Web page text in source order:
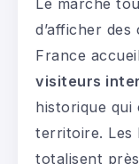
Le marché
d’afficher
France
visiteurs
historique qui
territoire. Les
totalisent